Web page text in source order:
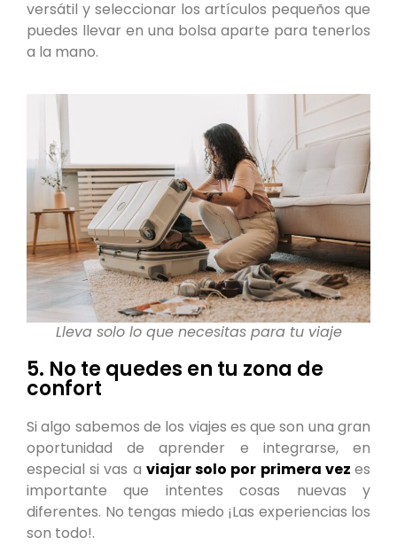
versátil y seleccionar los artículos pequeños que
puedes llevar en una bolsa aparte para tenerlos
a la mano.
Lleva solo lo que necesitas para tu viaje
5. No te quedes en tu zona de
confort
Si algo sabemos de los viajes es que son una gran
oportunidad de aprender e integrarse, en
especial si vas a viajar solo por primera vez es
importante que intentes cosas nuevas y
diferentes. No tengas miedo ¡Las experiencias los
son todo!.